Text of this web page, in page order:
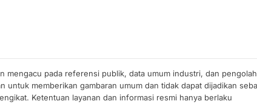
mengacu pada referensi publik, data umum industri, dan
memberikan gambaran umum dan tidak dapat dijadikan
Ketentuan layanan dan informasi resmi hanya berlaku